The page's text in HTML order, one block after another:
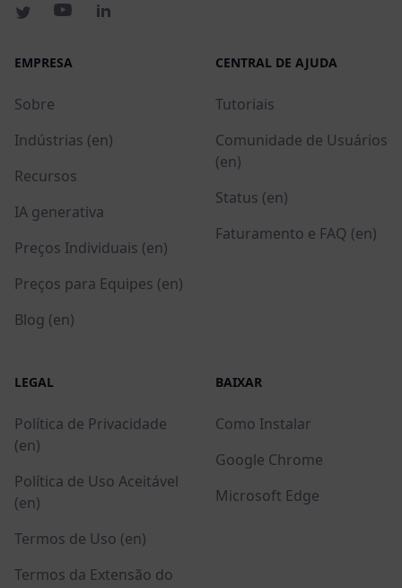
EMPRESA
Sobre
Indústrias (en)
Recursos
IA generativa
Preços Individuais (en)
Preços para Equipes (en)
Blog (en)
CENTRAL DE AJUDA
Tutoriais
Comunidade de Usuários
(en)
Status (en)
Faturamento e FAQ (en)
LEGAL
Política de Privacidade
(en)
Política de Uso Aceitável
(en)
Termos de Uso (en)
Termos da Extensão do
BAIXAR
Como Instalar
Google Chrome
Microsoft Edge